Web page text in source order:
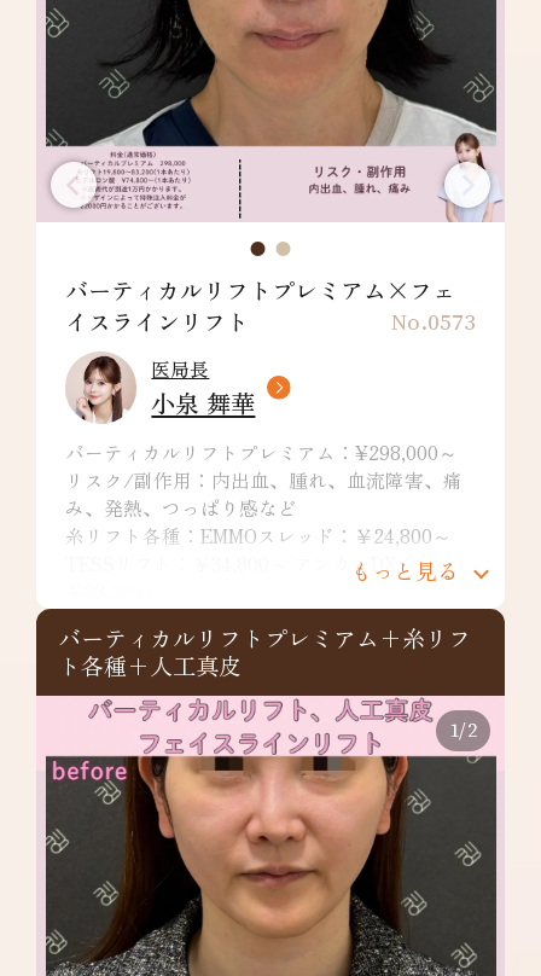
No.0573
バーティカルリフトプレミアム×フェ
イスラインリフト
医局長
小泉 舞華
バーティカルリフトプレミアム：¥298,000～
リスク/副作用：内出血、腫れ、血流障害、痛
み、発熱、つっぱり感など
糸リフト各種：EMMOスレッド：￥24,800～
TESSリフト：￥34,800～ アンカーDX：
赤・熱感・つっぱり感・色素沈着・腫れ・硬結
拘縮・知覚鈍麻など
もっと見る
バーティカルリフトプレミアム+糸リフ
ト各種+人工真皮
1/2